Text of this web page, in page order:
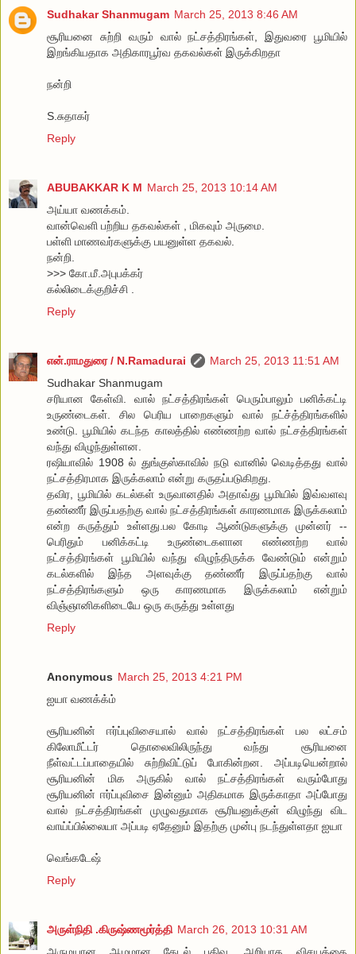
Sudhakar Shanmugam March 25, 2013 8:46 AM
சூரியனை சுற்றி வரும் வால் நட்சத்திரங்கள், இதுவரை பூமியில்
இறங்கியதாக அதிகாரபூர்வ தகவல்கள் இருக்கிறதா
நன்றி
S.சுதாகர்
Reply
ABUBAKKAR K M March 25, 2013 10:14 AM
அய்யா வணக்கம்.
வான்வெளி பற்றிய தகவல்கள் , மிகவும் அருமை.
பள்ளி மாணவர்களுக்கு பயனுள்ள தகவல்.
நன்றி.
>>> கோ.மீ.அபுபக்கர்
கல்லிடைக்குறிச்சி .
Reply
என்.ராமதுரை / N.Ramadurai
March 25, 2013 11:51 AM
Sudhakar Shanmugam
சரியான கேள்வி. வால் நட்சத்திரங்கள் பெரும்பாலும் பனிக்கட்டி
உருண்டைகள். சில பெரிய பாறைகளும் வால் நட்ச்த்திரங்களில்
உண்டு. பூமியில் கடந்த காலத்தில் எண்ணற்ற வால் நட்சத்திரங்கள்
வந்து விழுந்துள்ளன.
ரஷியாவில் 1908 ல் துங்குஸ்காவில் நடு வானில் வெடித்தது வால்
நட்சத்திரமாக இருக்கலாம் என்று கருதப்படுகிறது.
தவிர, பூமியில் கடல்கள் உருவானதில் அதாவ்து பூமியில் இவ்வளவு
தண்ணீர் இருப்பதற்கு வால் நட்சத்திரங்கள் காரணமாக இருக்கலாம்
என்ற கருத்தும் உள்ளது.பல கோடி ஆண்டுகளுக்கு முன்னர் --
பெரிதும் பனிக்கட்டி உருண்டைகளான எண்ணற்ற வால்
நட்சத்திரங்கள் பூமியில் வந்து விழுந்திருக்க வேண்டும் என்றும்
கடல்களில் இந்த அளவுக்கு தண்ணீர் இருப்ப்தற்கு வால்
நட்சத்திரங்களும் ஒரு காரணமாக இருக்கலாம் என்றும்
விஞ்ஞானிகளிடையே ஒரு கருத்து உள்ளது
Reply
Anonymous March 25, 2013 4:21 PM
ஐயா வணக்க்ம்
சூரியனின் ஈர்ப்புவிசையால் வால் நட்சத்திரங்கள் பல லட்சம்
கிலோமீட்டர் தொலைவிலிருந்து வந்து சூரியனை
நீள்வட்டப்பாதையில் சுற்றிவிட்டுப் போகின்றன. அப்படியென்றால்
சூரியனின் மிக அருகில் வால் நட்சத்திரங்கள் வரும்போது
சூரியனின் ஈர்ப்புவிசை இன்னும் அதிகமாக இருக்காதா அப்போது
வால் நட்சத்திரங்கள் முழுவதுமாக சூரியனுக்குள் விழுந்து விட
வாய்ப்பில்லையா அப்படி ஏதேனும் இதற்கு முன்பு நடந்துள்ளதா ஐயா
வெங்கடேஷ்
Reply
அருள்நிதி .கிருஷ்ணமூர்த்தி March 26, 2013 10:31 AM